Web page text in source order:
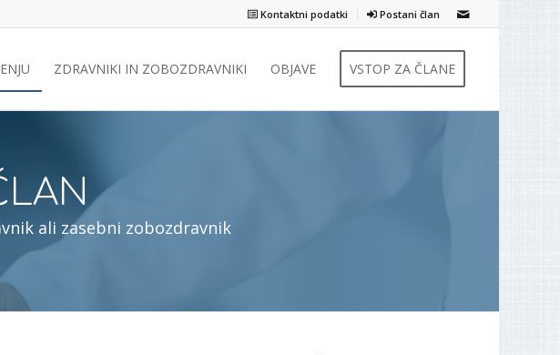
Kontaktni podatki Postani član
ZDRAVNIKI IN ZOBOZDRAVNIKI OBJAVE VSTOP ZA ČLANE
ali zasebni zobozdravnik